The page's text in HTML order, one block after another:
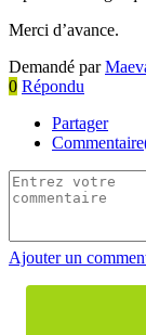
Merci d’avance.
Demandé par
0 Répondu
Partager
Ajouter un